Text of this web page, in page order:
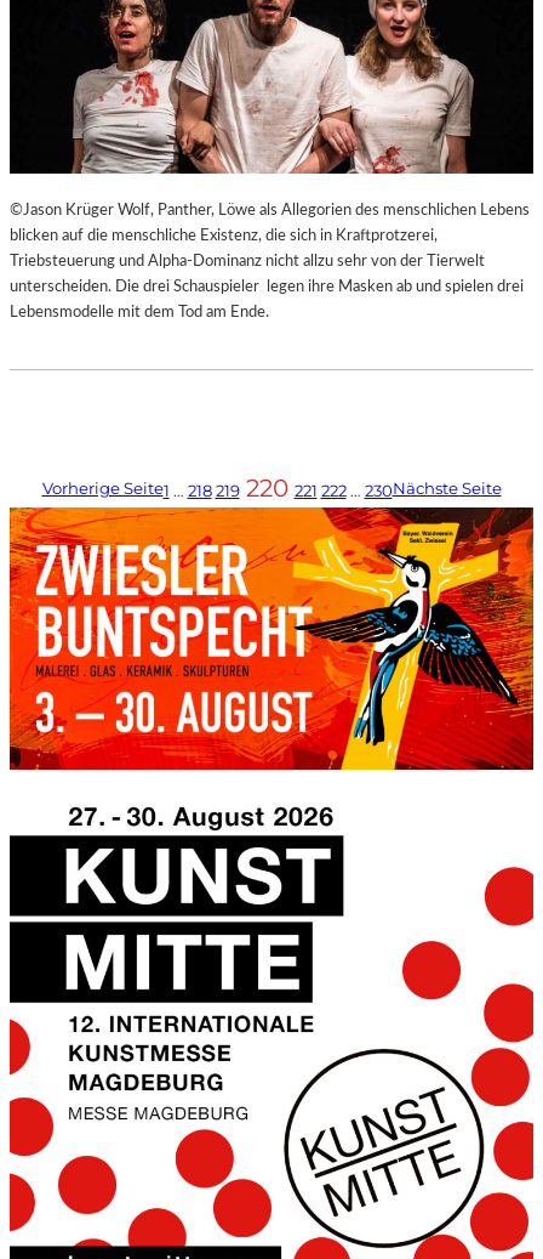
©Jason Krüger Wolf, Panther, Löwe als Allegorien des menschlichen Lebens
blicken auf die menschliche Existenz, die sich in Kraftprotzerei,
Triebsteuerung und Alpha-Dominanz nicht allzu sehr von der Tierwelt
unterscheiden. Die drei Schauspieler legen ihre Masken ab und spielen drei
Lebensmodelle mit dem Tod am Ende.
Vorherige Seite1 … 218 219 220 221 222 … 230Nächste Seite